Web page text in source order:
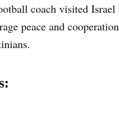
coach visited Israel
peace and